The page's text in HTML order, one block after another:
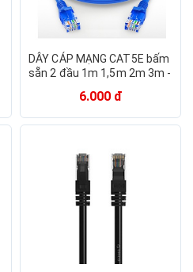
DÂY CÁP MẠNG CAT5E bấm
sẵn 2 đầu 1m 1,5m 2m 3m -
6.000 đ